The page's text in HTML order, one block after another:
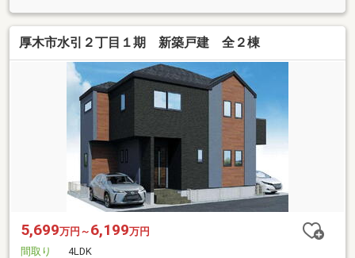
厚木市水引２丁目１期 新築戸建 全２棟
5,699万円～ 6,199万円
間取り
4LDK